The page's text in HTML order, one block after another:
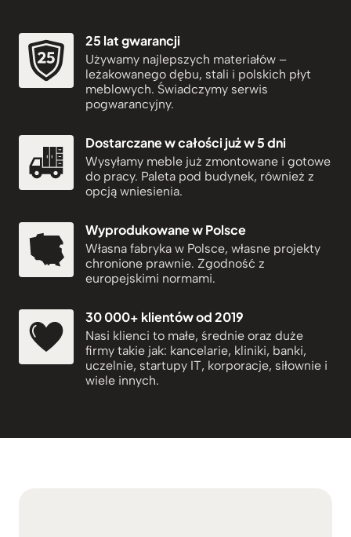
9
z
4
.
9
ł
25 lat gwarancji
Używamy najlepszych materiałów –
leżakowanego dębu, stali i polskich płyt
meblowych. Świadczymy serwis
pogwarancyjny.
Dostarczane w całości już w 5 dni
Wysyłamy meble już zmontowane i gotowe
do pracy. Paleta pod budynek, również z
opcją wniesienia.
Wyprodukowane w Polsce
Własna fabryka w Polsce, własne projekty
chronione prawnie. Zgodność z
europejskimi normami.
30 000+ klientów od 2019
Nasi klienci to małe, średnie oraz duże
firmy takie jak: kancelarie, kliniki, banki,
uczelnie, startupy IT, korporacje, siłownie i
wiele innych.